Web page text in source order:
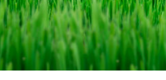
MEER INFORMATIE